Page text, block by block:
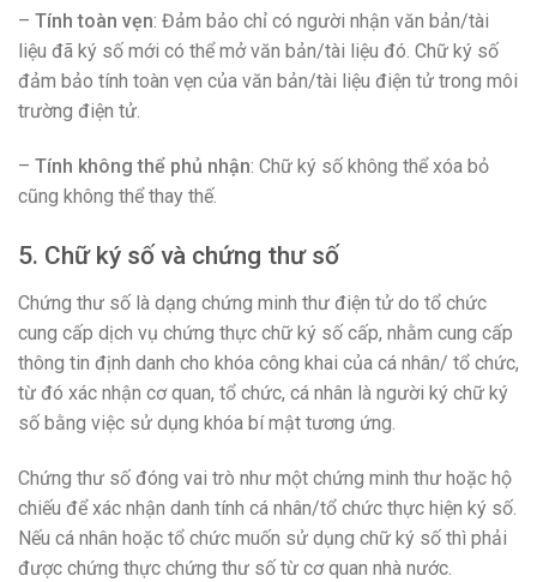
– Tính toàn vẹn: Đảm bảo chỉ có người nhận văn bản/tài
liệu đã ký số mới có thể mở văn bản/tài liệu đó. Chữ ký số
đảm bảo tính toàn vẹn của văn bản/tài liệu điện tử trong môi
trường điện tử.
– Tính không thể phủ nhận: Chữ ký số không thể xóa bỏ
cũng không thể thay thế.
5. Chữ ký số và chứng thư số
Chứng thư số là dạng chứng minh thư điện tử do tổ chức
cung cấp dịch vụ chứng thực chữ ký số cấp, nhằm cung cấp
thông tin định danh cho khóa công khai của cá nhân/ tổ chức,
từ đó xác nhận cơ quan, tổ chức, cá nhân là người ký chữ ký
số bằng việc sử dụng khóa bí mật tương ứng.
Chứng thư số đóng vai trò như một chứng minh thư hoặc hộ
chiếu để xác nhận danh tính cá nhân/tổ chức thực hiện ký số.
Nếu cá nhân hoặc tổ chức muốn sử dụng chữ ký số thì phải
được chứng thực chứng thư số từ cơ quan nhà nước.